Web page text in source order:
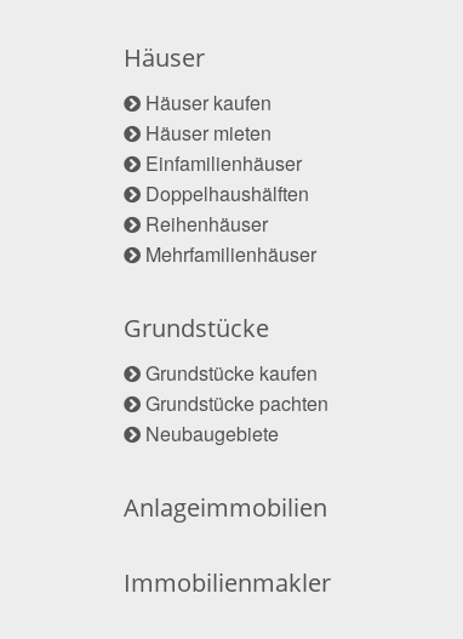
Häuser
Häuser kaufen
Häuser mieten
Einfamilienhäuser
Doppelhaushälften
Reihenhäuser
Mehrfamilienhäuser
Grundstücke
Grundstücke kaufen
Grundstücke pachten
Neubaugebiete
Anlageimmobilien
Immobilienmakler